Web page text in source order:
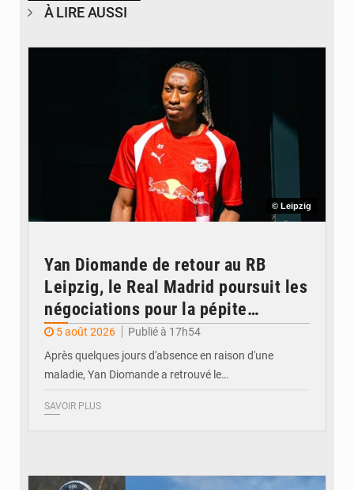
À LIRE AUSSI
© Leipzig
Yan Diomande de retour au RB
Leipzig, le Real Madrid poursuit les
négociations pour la pépite
ivoirienne
5 août 2026
Publié à 17h54
Après quelques jours d'absence en raison d'une
maladie, Yan Diomande a retrouvé le…
SAVOIR PLUS